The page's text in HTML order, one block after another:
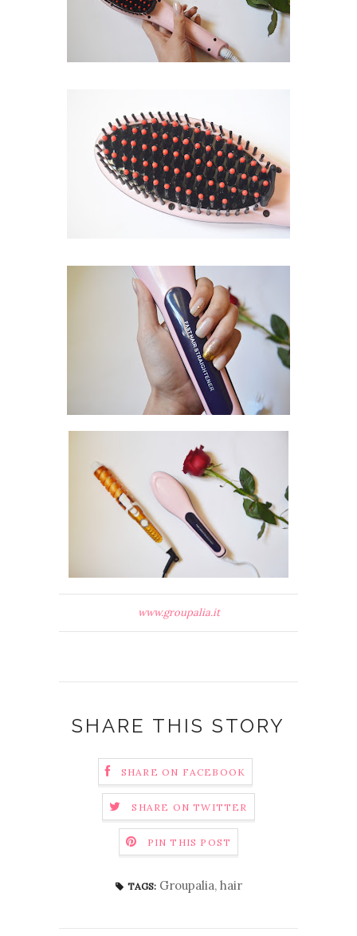
www.groupalia.it
SHARE THIS STORY
SHARE ON FACEBOOK
SHARE ON TWITTER
PIN THIS POST
TAGS: Groupalia, hair